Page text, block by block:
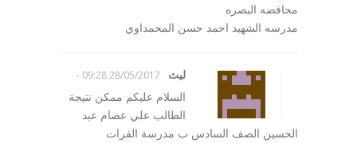
محافضه البصره
مدرسه الشهيد احمد حسن المحمداوي
ليث 28/05/2017 09:28
-
السلام عليكم ممكن نتيجة
الطالب علي عصام عبد
الحسين الصف السادس ب مدرسة الفرات